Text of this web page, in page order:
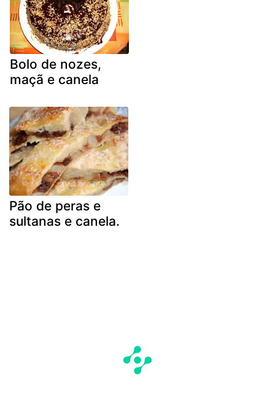
Bolo de nozes,
maçã e canela
Pão de peras e
sultanas e canela.